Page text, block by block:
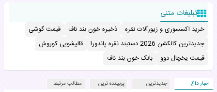
تبلیغات متنی
خرید اکسسوری و زیورآلات نقره ذخیره خون بند ناف
قیمت گوشی
جدیدترین کالکشن 2026 دستبند نقره پاندورا
قالیشویی کوروش
قیمت یخچال دوو
بانک خون بند ناف
اخبار داغ جدیدترین پربیننده ترین مطالب مرتبط